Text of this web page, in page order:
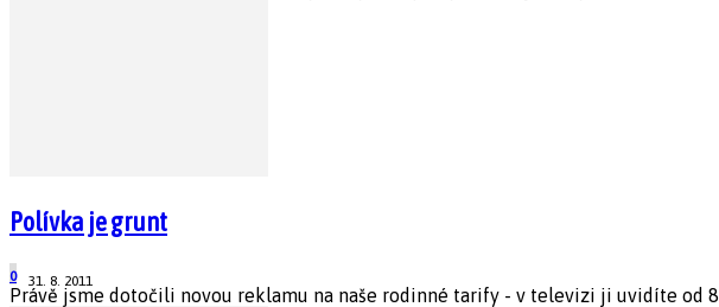
Polívka je grunt
31. 8. 2011
0
Právě jsme dotočili novou reklamu na naše rodinné tarify - v televizi ji uvidíte od